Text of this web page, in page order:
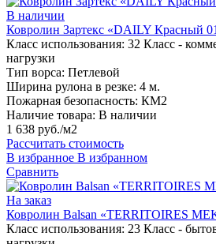
В наличии
Ковролин Зартекс «DAILY Красный
Класс использования: 32 Класс -
нагрузки
Тип ворса: Петлевой
Ширина рулона в резке: 4 м.
Пожарная безопасность: КМ2
Наличие товара: В наличии
1 638 руб./м2
Рассчитать стоимость
В избранное В избранном
Сравнить
На заказ
Ковролин Balsan «TERRITOIRES
Класс использования: 23 Класс -